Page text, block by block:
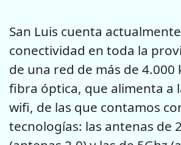
San Luis cuenta
conectividad en toda la
de una red de más de
fibra óptica, que alimenta a
wifi, de las que contamos
tecnologías: las antenas de